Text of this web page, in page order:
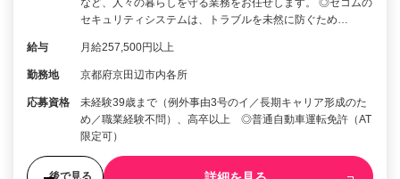
など、人々の暮らしを守る業務をお任せします。 ◎セコムの
セキュリティシステムは、トラブルを未然に防ぐため…
給与 月給257,500円以上
勤務地 京都府京田辺市内各所
応募資格
未経験39歳まで（例外事由3号のイ／長期キャリア形成のた
め／職業経験不問）、高卒以上 ◎普通自動車運転免許（AT
限定可）